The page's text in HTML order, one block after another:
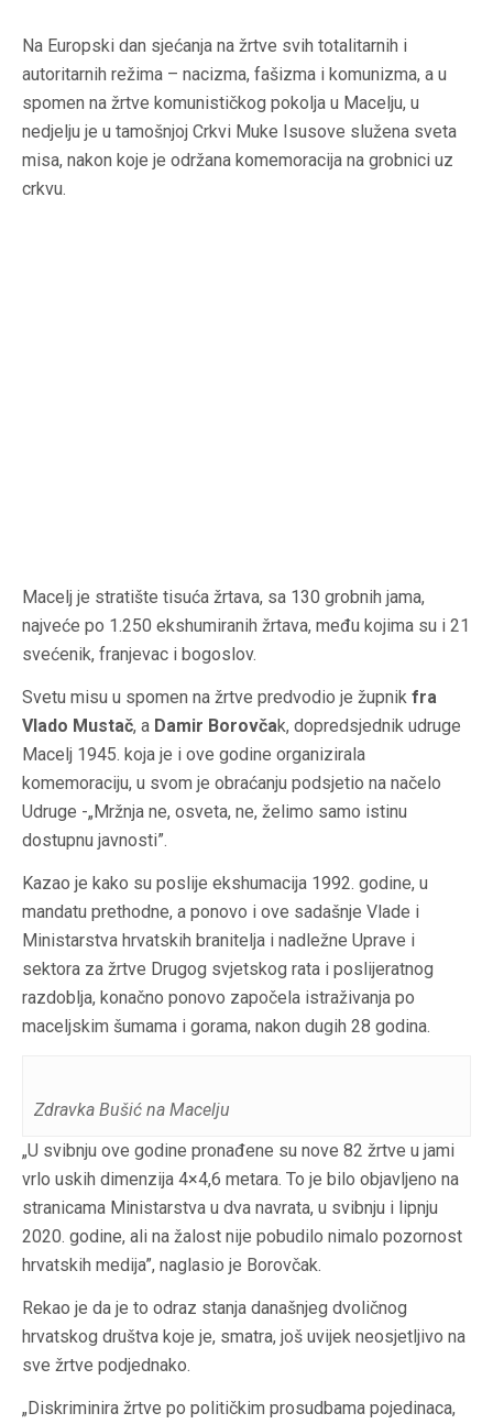
Na Europski dan sjećanja na žrtve svih totalitarnih i
autoritarnih režima – nacizma, fašizma i komunizma, a u
spomen na žrtve komunističkog pokolja u Macelju, u
nedjelju je u tamošnjoj Crkvi Muke Isusove služena sveta
misa, nakon koje je održana komemoracija na grobnici uz
crkvu.
Macelj je stratište tisuća žrtava, sa 130 grobnih jama,
najveće po 1.250 ekshumiranih žrtava, među kojima su i 21
svećenik, franjevac i bogoslov.
Svetu misu u spomen na žrtve predvodio je župnik fra
Vlado Mustač, a Damir Borovčak, dopredsjednik udruge
Macelj 1945. koja je i ove godine organizirala
komemoraciju, u svom je obraćanju podsjetio na načelo
Udruge -„Mržnja ne, osveta, ne, želimo samo istinu
dostupnu javnosti”.
Kazao je kako su poslije ekshumacija 1992. godine, u
mandatu prethodne, a ponovo i ove sadašnje Vlade i
Ministarstva hrvatskih branitelja i nadležne Uprave i
sektora za žrtve Drugog svjetskog rata i poslijeratnog
razdoblja, konačno ponovo započela istraživanja po
maceljskim šumama i gorama, nakon dugih 28 godina.
Zdravka Bušić na Macelju
„U svibnju ove godine pronađene su nove 82 žrtve u jami
vrlo uskih dimenzija 4×4,6 metara. To je bilo objavljeno na
stranicama Ministarstva u dva navrata, u svibnju i lipnju
2020. godine, ali na žalost nije pobudilo nimalo pozornost
hrvatskih medija”, naglasio je Borovčak.
Rekao je da je to odraz stanja današnjeg dvoličnog
hrvatskog društva koje je, smatra, još uvijek neosjetljivo na
sve žrtve podjednako.
„Diskriminira žrtve po političkim prosudbama pojedinaca,